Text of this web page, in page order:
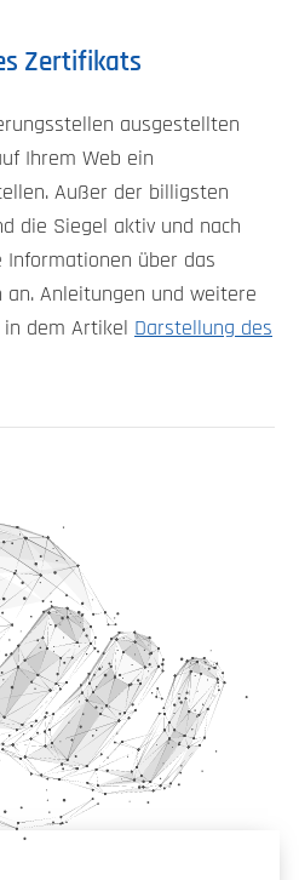
Zertifikats
ausgestellten
Ihrem Web ein
Außer der billigsten
die Siegel aktiv und nach
Informationen über das
Anleitungen und weitere
dem Artikel Darstellung des